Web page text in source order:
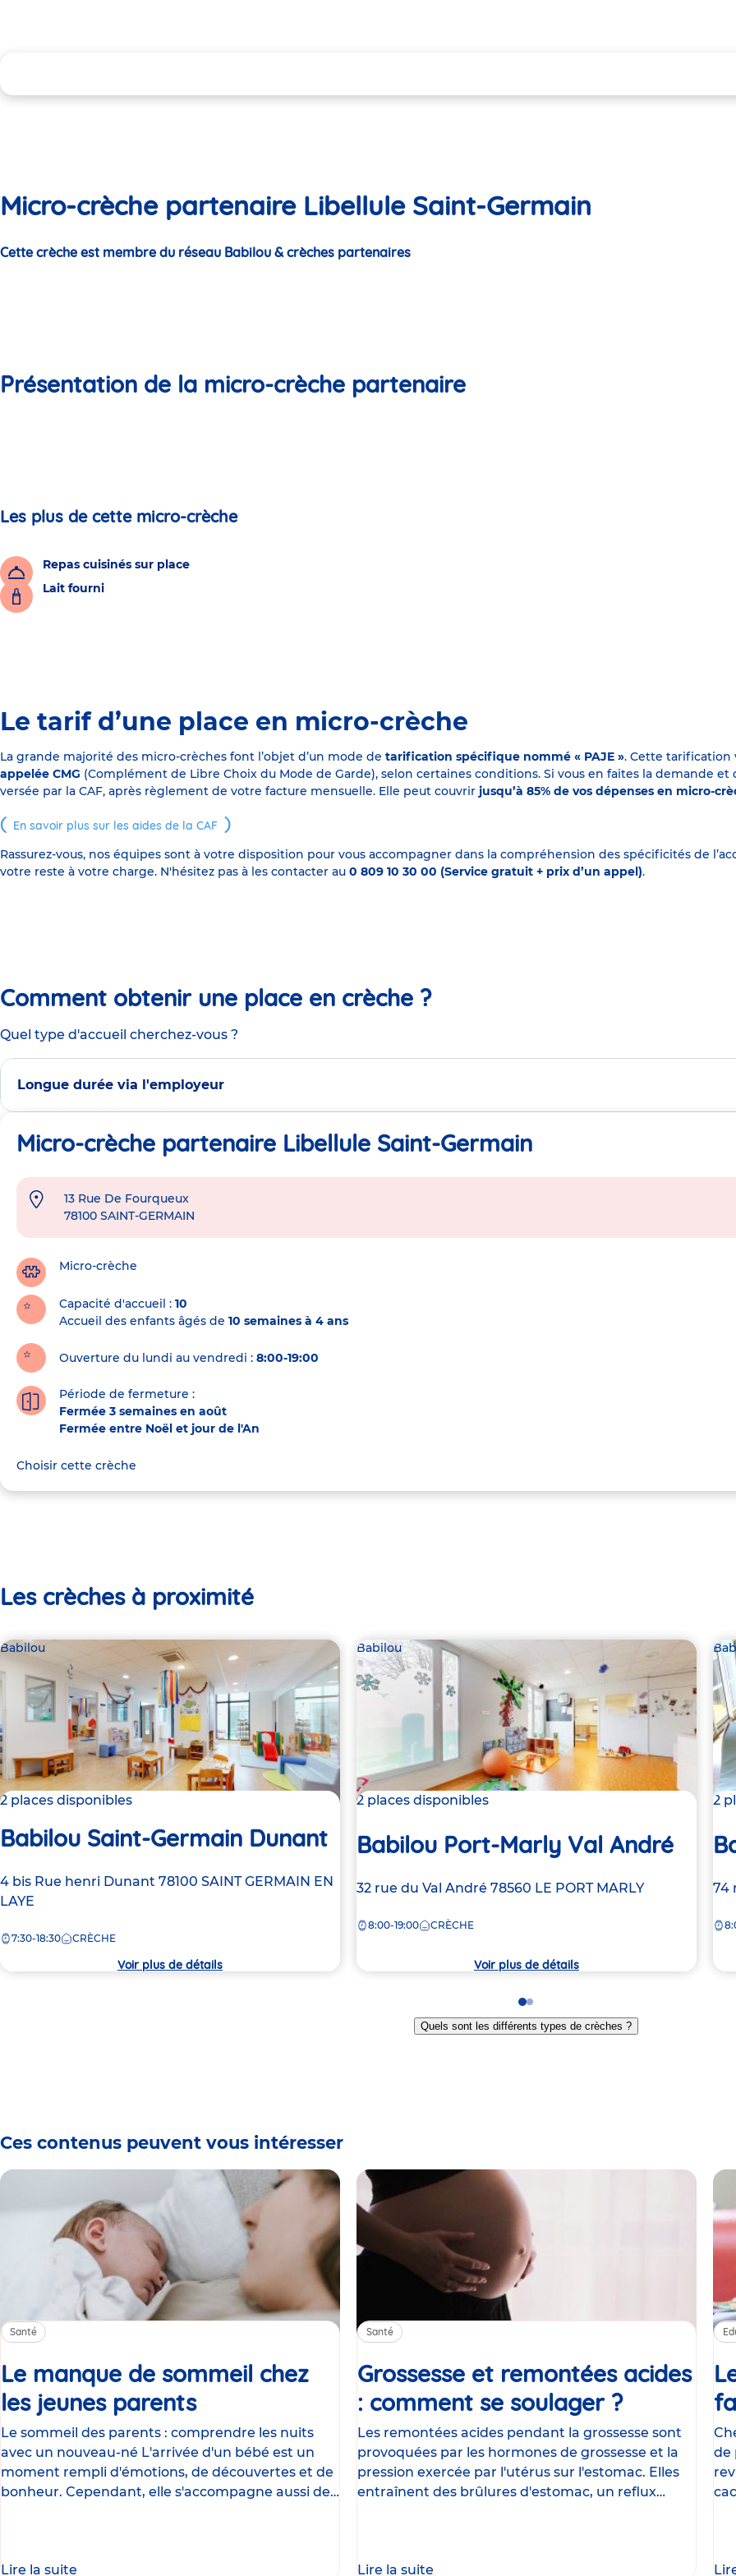
Micro-crèche partenaire Libellule Saint-Germain
Cette crèche est membre du réseau Babilou & crèches partenaires
Présentation de la micro-crèche partenaire
Les plus de cette micro-crèche
Repas cuisinés sur place
Lait fourni
Le tarif d’une place en micro-crèche
La grande majorité des micro-crèches font l’objet d’un mode de tarification spécifique nommé « PAJE ». Cette tarification
appelée CMG (Complément de Libre Choix du Mode de Garde), selon certaines conditions. Si vous en faites la demande
versée par la CAF, après règlement de votre facture mensuelle. Elle peut couvrir jusqu’à 85% de vos dépenses en micro-
En savoir plus sur les aides de la CAF
Rassurez-vous, nos équipes sont à votre disposition pour vous accompagner dans la compréhension des spécificités de
votre reste à votre charge. N'hésitez pas à les contacter au 0 809 10 30 00 (Service gratuit + prix d’un appel).
Comment obtenir une place en crèche ?
Quel type d'accueil cherchez-vous ?
Longue durée via l'employeur
Micro-crèche partenaire Libellule Saint-Germain
Adresse
crèche
13 Rue De Fourqueux
78100 SAINT-GERMAIN
Micro-crèche
Capacité d'accueil
10
Accueil des enfants âgés de 10 semaines à 4 ans
Ouverture du lundi au vendredi : 8:00-19:00
Période de fermeture :
Fermée 3 semaines en août
Fermée entre Noël et jour de l'An
Choisir cette crèche
Les crèches à proximité
Babilou
2 places disponibles
Babilou Saint-Germain Dunant
Adresse
de
crèche
4 bis Rue henri Dunant 78100 SAINT GERMAIN EN
LAYE
7:30-18:30 CRÈCHE
Voir plus de détails
Babilou
2 places disponibles
Babilou Port-Marly Val André
Adresse
la
32 rue du Val André 78560 LE PORT MARLY
8:00-19:00 CRÈCHE
Voir plus de détails
2
la
74
Go
to
slide
Go
to
slide
Quels sont les différents types de crèches ?
Ces contenus peuvent vous intéresser
Santé
Le manque de sommeil chez
les jeunes parentsArticle
Le sommeil des parents : comprendre les nuits
avec un nouveau-né L'arrivée d'un bébé est un
moment rempli d'émotions, de découvertes et de
bonheur. Cependant, elle s'accompagne aussi de
Lire la suite
Santé
Grossesse et remontées acides
: comment se soulager ?Article
Les remontées acides pendant la grossesse sont
provoquées par les hormones de grossesse et la
pression exercée par l'utérus sur l'estomac. Elles
entraînent des brûlures d'estomac, un reflux
Lire la suite
de